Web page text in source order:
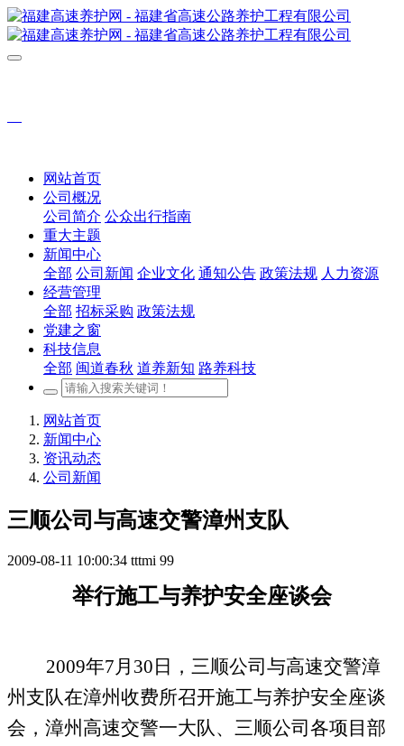
网站首页
公司概况
公司简介 公众出行指南
重大主题
新闻中心
全部 公司新闻 企业文化 通知公告 政策法规 人力资源
经营管理
全部 招标采购 政策法规
党建之窗
科技信息
全部 闽道春秋 道养新知 路养科技
网站首页
新闻中心
资讯动态
公司新闻
三顺公司与高速交警漳州支队
2009-08-11 10:00:34 tttmi 99
举行施工与养护安全座谈会
2009年7月 30 日，三顺公司与高速交警漳
州支队在漳州收费所召开施工与养护安全座谈
会，漳州高速交警一大队、三顺公司各项目部